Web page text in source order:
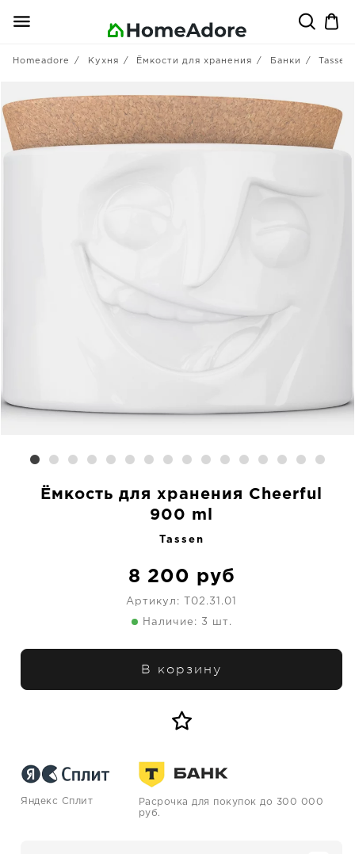
Homeadore Кухня Ёмкости для хранения Банки Tassen
Ёмкость для хранения Cheerful
900 ml
Tassen
8 200 руб
Артикул: T02.31.01
Наличие: 3 шт.
В корзину
Яндекс Сплит
Расрочка для покупок до 300 000
руб.